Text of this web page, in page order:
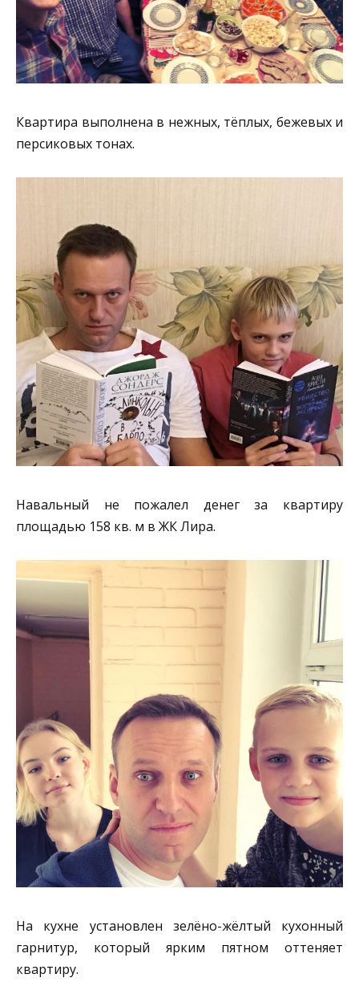
Квартира выполнена в нежных, тёплых, бежевых и
персиковых тонах.
Навальный не пожалел денег за квартиру
площадью 158 кв. м в ЖК Лира.
На кухне установлен зелёно-жёлтый кухонный
гарнитур, который ярким пятном оттеняет
квартиру.